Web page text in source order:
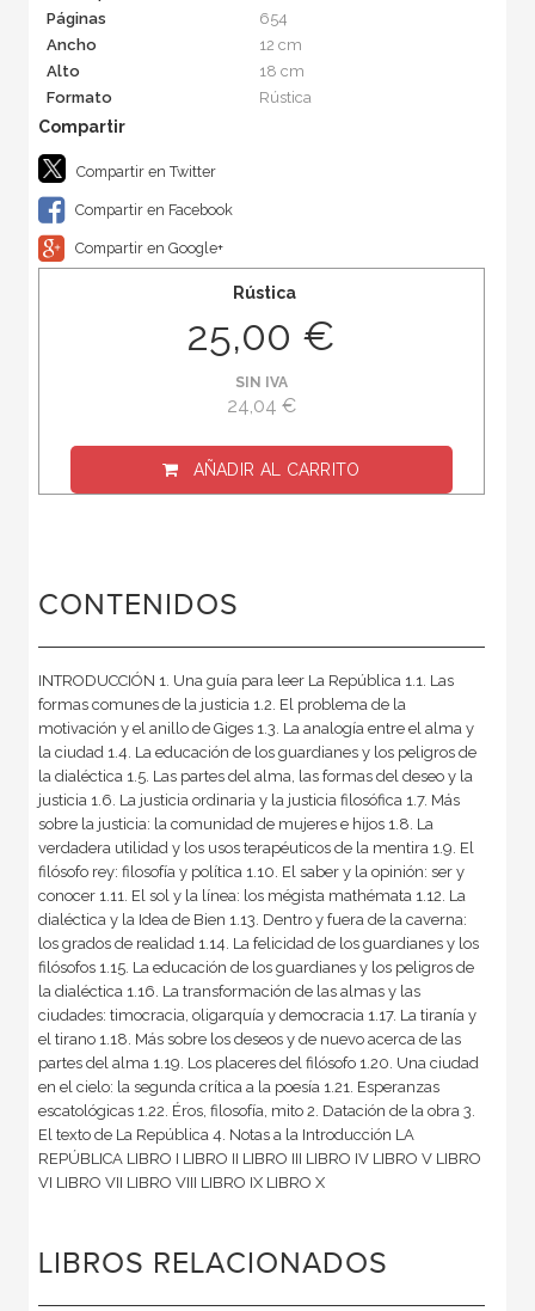
Páginas
654
Ancho
12 cm
Alto
18 cm
Formato
Rústica
Compartir en Twitter
Compartir en Facebook
Compartir en Google+
Rústica
25,00 €
SIN IVA
24,04 €
AÑADIR AL CARRITO
CONTENIDOS
INTRODUCCIÓN 1. Una guía para leer La República 1.1. Las
formas comunes de la justicia 1.2. El problema de la
motivación y el anillo de Giges 1.3. La analogía entre el alma y
la ciudad 1.4. La educación de los guardianes y los peligros de
la dialéctica 1.5. Las partes del alma, las formas del deseo y la
justicia 1.6. La justicia ordinaria y la justicia filosófica 1.7. Más
sobre la justicia: la comunidad de mujeres e hijos 1.8. La
verdadera utilidad y los usos terapéuticos de la mentira 1.9. El
filósofo rey: filosofía y política 1.10. El saber y la opinión: ser y
conocer 1.11. El sol y la línea: los mégista mathémata 1.12. La
dialéctica y la Idea de Bien 1.13. Dentro y fuera de la caverna:
los grados de realidad 1.14. La felicidad de los guardianes y los
filósofos 1.15. La educación de los guardianes y los peligros de
la dialéctica 1.16. La transformación de las almas y las
ciudades: timocracia, oligarquía y democracia 1.17. La tiranía y
el tirano 1.18. Más sobre los deseos y de nuevo acerca de las
partes del alma 1.19. Los placeres del filósofo 1.20. Una ciudad
en el cielo: la segunda crítica a la poesía 1.21. Esperanzas
escatológicas 1.22. Éros, filosofía, mito 2. Datación de la obra 3.
El texto de La República 4. Notas a la Introducción LA
REPÚBLICA LIBRO I LIBRO II LIBRO III LIBRO IV LIBRO V LIBRO
VI LIBRO VII LIBRO VIII LIBRO IX LIBRO X
LIBROS RELACIONADOS